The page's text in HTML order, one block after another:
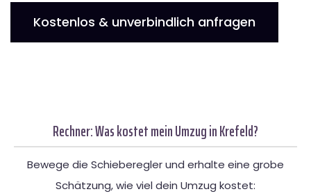
Kostenlos & unverbindlich anfragen
Rechner: Was kostet mein Umzug in Krefeld?
Bewege die Schieberegler und erhalte eine grobe
Schätzung, wie viel dein Umzug kostet: